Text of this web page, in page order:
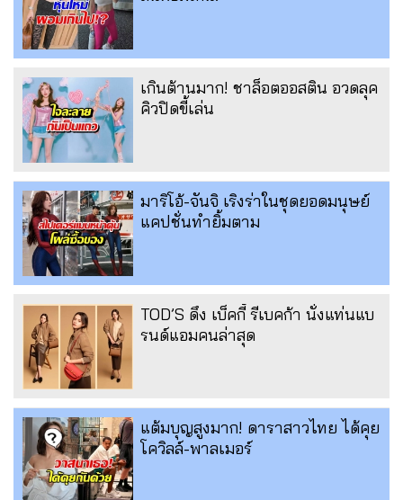
เกินต้านมาก! ชาล็อตออสติน อวดลุค
คิวปิดขี้เล่น
มาริโอ้-จันจิ เริงร่าในชุดยอดมนุษย์
แคปชั่นทำยิ้มตาม
TOD’S ดึง เบ็คกี้ รีเบคก้า นั่งแท่นแบ
รนด์แอมคนล่าสุด
แต้มบุญสูงมาก! ดาราสาวไทย ได้คุย
โควิลล์-พาลเมอร์